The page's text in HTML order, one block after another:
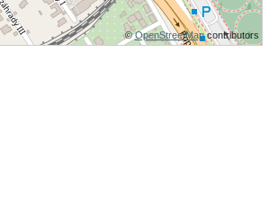
©OpenStreetMapcontributors